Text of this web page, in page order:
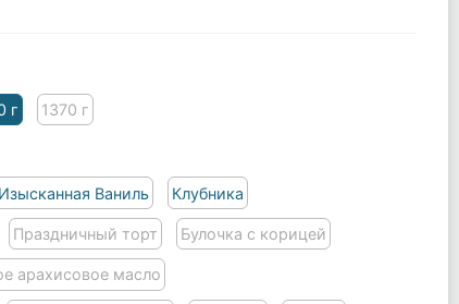
г 1370 г
Изысканная Ваниль Клубника
Праздничный торт Булочка с корицей
арахисовое масло